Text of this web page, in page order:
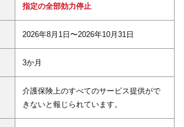
指定の全部効力停止
2026年8月1日〜2026年10月31日
3か月
介護保険上のすべてのサービス提供がで
きないと報じられています。